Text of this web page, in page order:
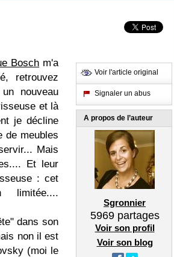
Bosch m'a
retrouvez
nouveau
et là
je décline
de meubles
Mais
Et leur
: cet
dans son
non il est
(moi le
Voir l'article original
Signaler un abus
A propos de l’auteur
Sgronnier
5969partages
Voir son profil
Voir son blog